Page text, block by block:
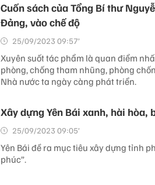
Cuốn sách của Tổng Bí thư
Đảng, vào chế độ
25/09/2023 09:57’
Xuyên suốt tác phẩm là quan điểm
phòng, chống tham nhũng, phòng
Nhà nước ta ngày càng phát triển.
Xây dựng Yên Bái xanh, hài hòa,
25/09/2023 09:05’
Yên Bái đề ra mục tiêu xây dựng tỉnh
phúc”.